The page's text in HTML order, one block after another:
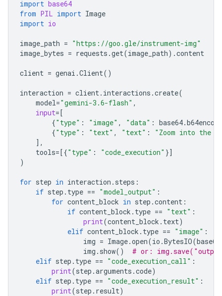
import base64
from PIL import Image
import io
image_path = "https://goo.gle/instrument-img"
image_bytes = requests .get(image_path) .content
client = genai .Client()
interaction = client. interactions .create(
model="gemini-3.6-flash" ,
input=[
{"type" : "image" , "data" : base64.b64encode
{"type" : "text" , "text" :
"Zoom into the
],
tools=[{"type" : "code_execution" }]
)
for step in interaction . steps :
if step . type == "model_output" :
for content_block in step .content :
if content_block . type == "text" :
print(content_block . text)
elif content_block . type == "image" :
img = Image.open(io .BytesIO(base64
img . show()
# or:
elif step . type == "code_execution_call" :
print(step .arguments .code)
elif step . type == "code_execution_result" :
print(step . result)